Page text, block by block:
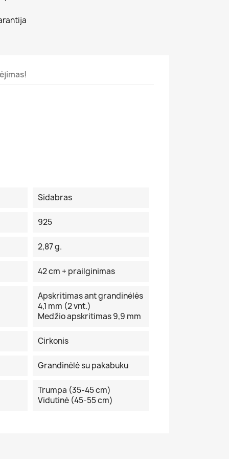
Sidabras
925
2,87 g.
42 cm + prailginimas
Apskritimas ant grandinėlės
4,1 mm (2 vnt.)
Medžio apskritimas 9,9 mm
Cirkonis
Grandinėlė su pakabuku
Trumpa (35-45 cm)
Vidutinė (45-55 cm)